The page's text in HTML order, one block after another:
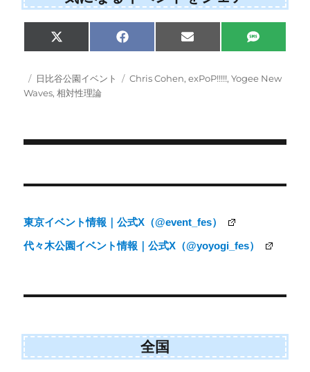
Share
on
X
(
w
i
t
)
Share
on
F
a
e
Share
on
E
m
i
Share
on
S
M
投
稿
カ
テ
日比谷公園イベント
タ
Chris Cohen,exPoP!!!!!,Yogee New
Waves,相対性理論
稿
ビ
ゲ
シ
ン
東京イベント情報｜公式X（@event_fes）
代々木公園イベント情報｜公式X（@yoyogi_fes）
全国